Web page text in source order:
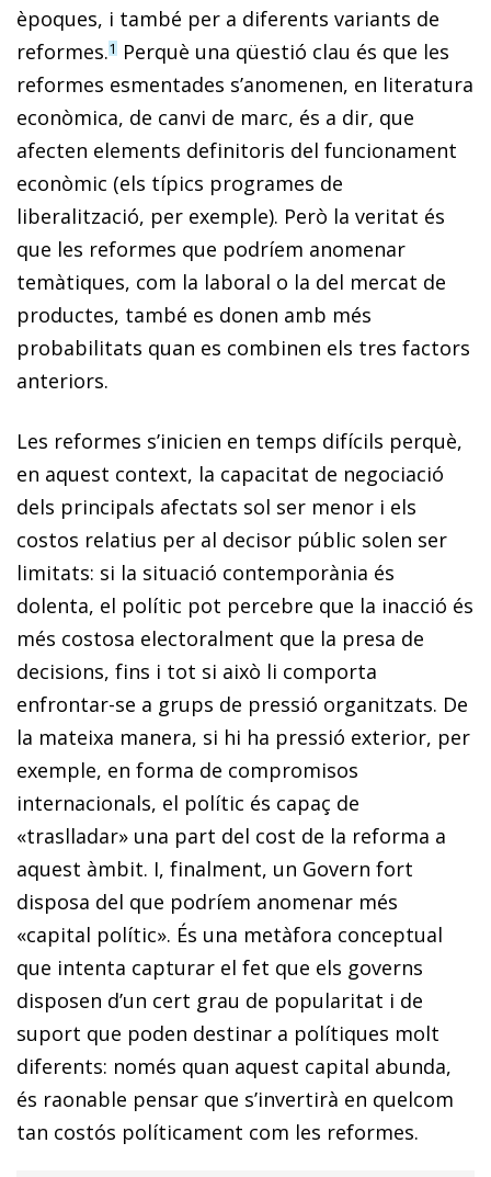
èpoques, i també per a diferents variants de
reformes.1 Perquè una qüestió clau és que les
reformes esmentades s’anomenen, en literatura
econòmica, de canvi de marc, és a dir, que
afecten elements definitoris del funcionament
econòmic (els típics programes de
liberalització, per exemple). Però la veritat és
que les reformes que podríem anomenar
temàtiques, com la laboral o la del mercat de
productes, també es donen amb més
probabilitats quan es combinen els tres factors
anteriors.
Les reformes s’inicien en temps difícils perquè,
en aquest context, la capacitat de negociació
dels principals afectats sol ser menor i els
costos relatius per al decisor públic solen ser
limitats: si la situació contemporània és
dolenta, el polític pot percebre que la inacció és
més costosa electoralment que la presa de
decisions, fins i tot si això li comporta
enfrontar-se a grups de pressió organitzats. De
la mateixa manera, si hi ha pressió exterior, per
exemple, en forma de compromisos
internacionals, el polític és capaç de
«traslladar» una part del cost de la reforma a
aquest àmbit. I, finalment, un Govern fort
disposa del que podríem anomenar més
«capital polític». És una metàfora conceptual
que intenta capturar el fet que els governs
disposen d’un cert grau de popularitat i de
suport que poden destinar a polítiques molt
diferents: només quan aquest capital abunda,
és raonable pensar que s’invertirà en quelcom
tan costós políticament com les reformes.